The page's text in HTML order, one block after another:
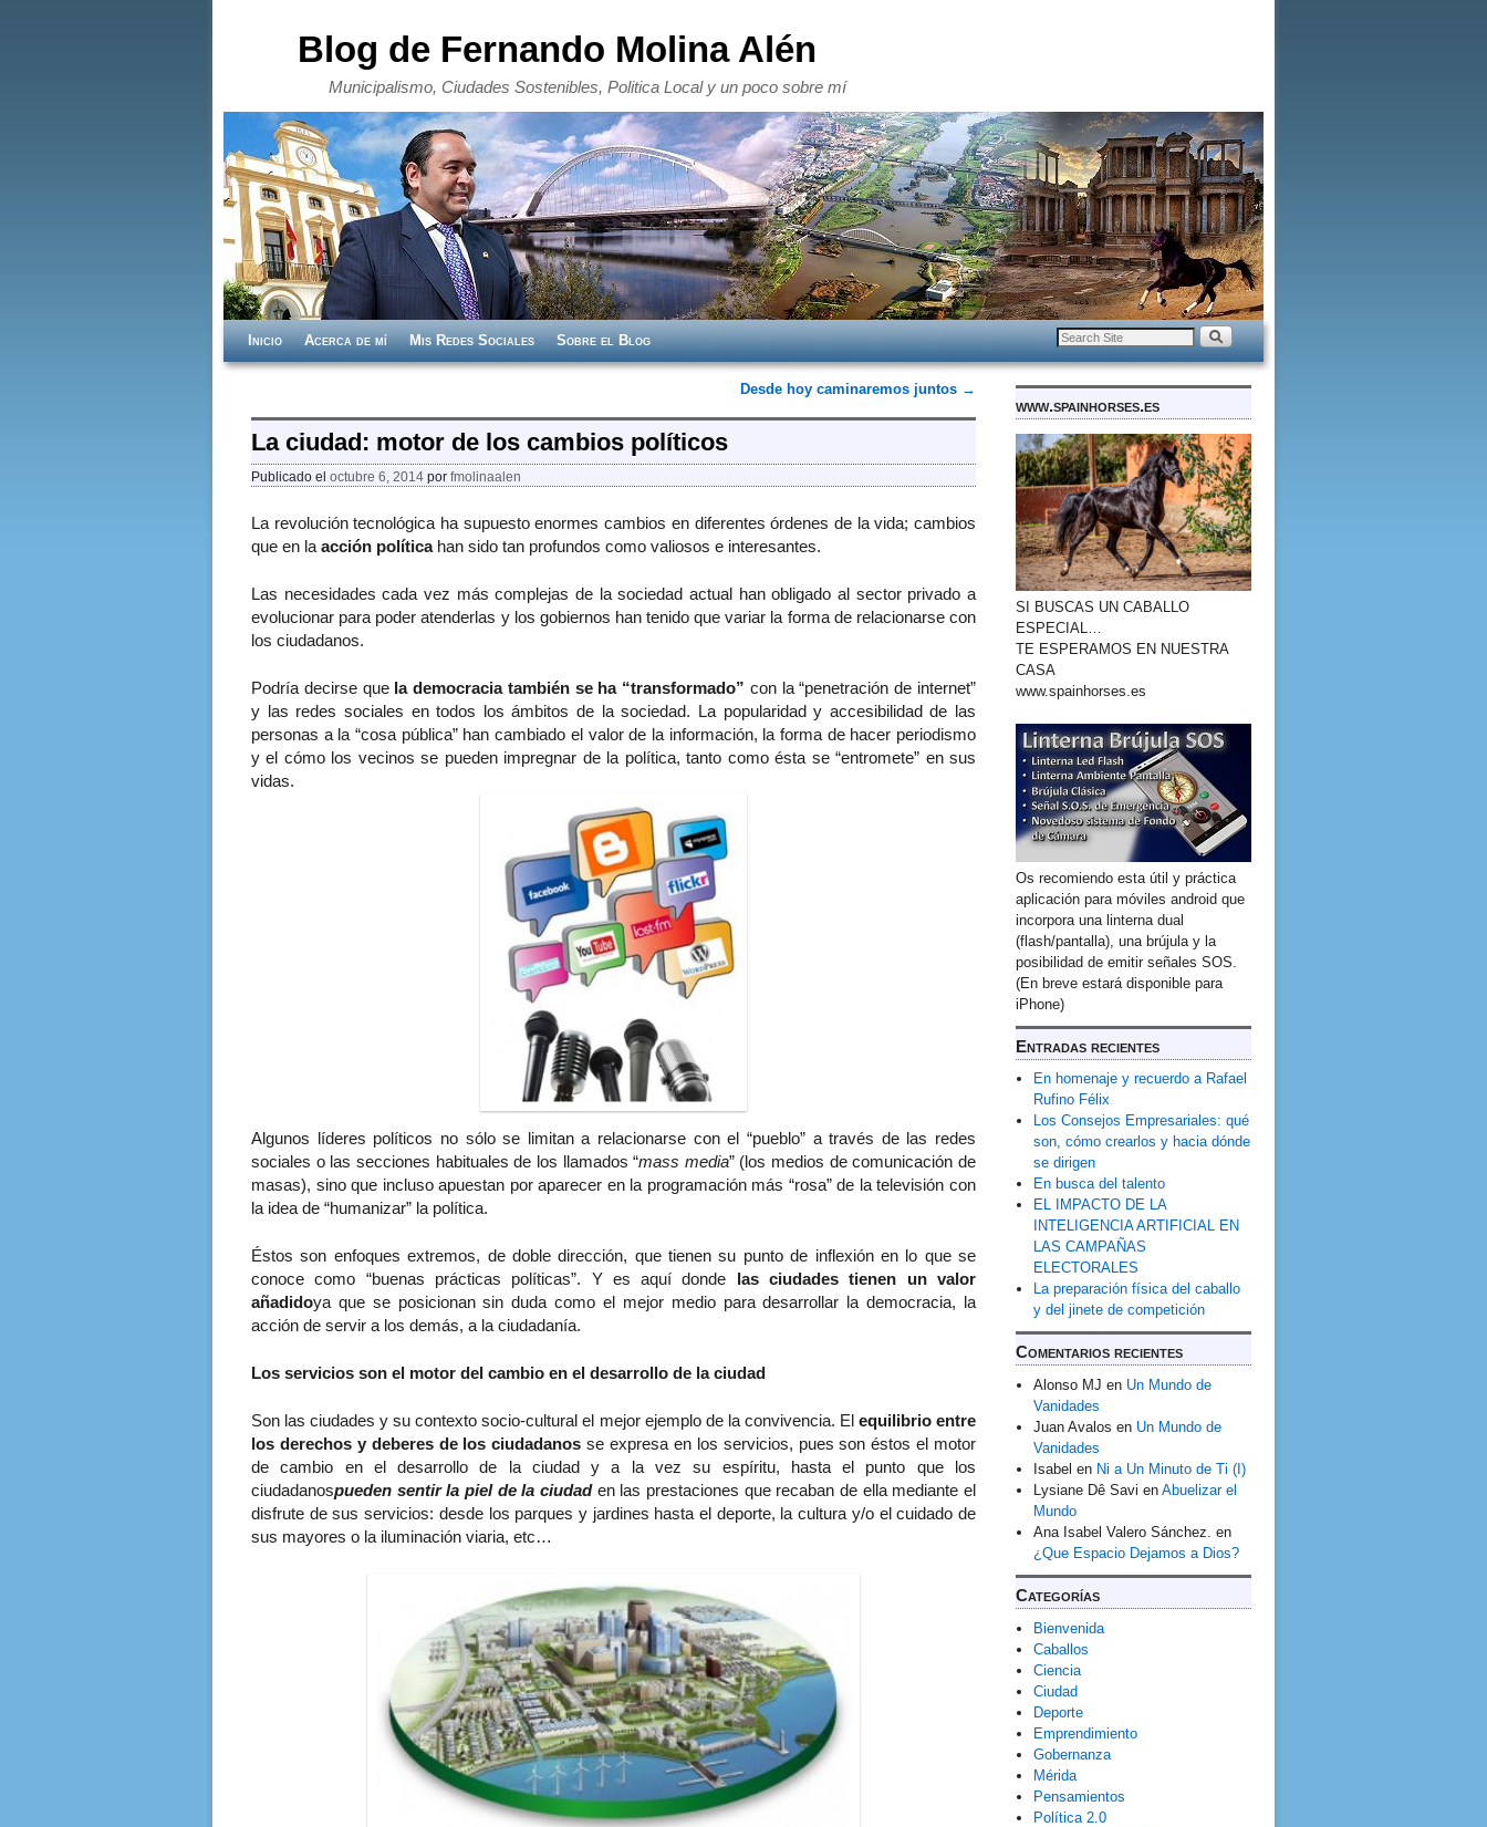
Blog de Fernando Molina Alén
Municipalismo, Ciudades Sostenibles, Politica Local y un poco sobre mí
Inicio Acerca de mí Mis Redes Sociales Sobre el Blog
Desde hoy caminaremos juntos →
La ciudad: motor de los cambios políticos
Publicado el octubre 6, 2014 por fmolinaalen
La revolución tecnológica ha supuesto enormes cambios en diferentes órdenes de la vida; cambios
que en laacción políticahan sido tan profundos como valiosos e interesantes.
Las necesidades cada vez más complejas de la sociedad actual han obligado al sector privado a
evolucionar para poder atenderlas y los gobiernos han tenido que variar la forma de relacionarse con
los ciudadanos.
Podría decirse que la democracia también se ha “transformado” con la “penetración de internet”
y las redes sociales en todos los ámbitos de la sociedad. La popularidad y accesibilidad de las
personas a la “cosa pública” han cambiado el valor de la información, la forma de hacer periodismo
y el cómo los vecinos se pueden impregnar de la política, tanto como ésta se “entromete” en sus
vidas.
Algunos líderes políticos no sólo se limitan a relacionarse con el “pueblo” a través de las redes
sociales o las secciones habituales de los llamados “mass media” (los medios de comunicación de
masas), sino que incluso apuestan por aparecer en la programación más “rosa” de la televisión con
la idea de “humanizar” la política.
Éstos son enfoques extremos, de doble dirección, que tienen su punto de inflexión en lo que se
conoce como “buenas prácticas políticas”. Y es aquí donde
las ciudades tienen un valor
añadidoya que se posicionan sin duda como el mejor medio para desarrollar la democracia, la
acción de servir a los demás, a la ciudadanía.
Los servicios son el motor del cambio en el desarrollo de la ciudad
Son las ciudades y su contexto socio-cultural el mejor ejemplo de la convivencia. El equilibrio entre
los derechos y deberes de los ciudadanosse expresa en los servicios, pues son éstos el motor
de cambio en el desarrollo de la ciudad y a la vez su espíritu, hasta el punto que los
ciudadanospueden sentir la piel de la ciudaden las prestaciones que recaban de ella mediante el
disfrute de sus servicios: desde los parques y jardines hasta el deporte, la cultura y/o el cuidado de
sus mayores o la iluminación viaria, etc…
www.spainhorses.es
SI BUSCAS UN CABALLO
ESPECIAL…
TE ESPERAMOS EN NUESTRA
CASA
www.spainhorses.es
Os recomiendo esta útil y práctica
aplicación para móviles android que
incorpora una linterna dual
(flash/pantalla), una brújula y la
posibilidad de emitir señales SOS.
(En breve estará disponible para
iPhone)
Entradas recientes
En homenaje y recuerdo a Rafael
Rufino Félix
Los Consejos Empresariales: qué
son, cómo crearlos y hacia dónde
se dirigen
En busca del talento
EL IMPACTO DE LA
INTELIGENCIA ARTIFICIAL EN
LAS CAMPAÑAS
ELECTORALES
La preparación física del caballo
y del jinete de competición
Comentarios recientes
Alonso MJ en Un Mundo de
Vanidades
Juan Avalos en Un Mundo de
Vanidades
Isabel en Ni a Un Minuto de Ti (I)
Lysiane Dê Savi en Abuelizar el
Mundo
Ana Isabel Valero Sánchez. en
¿Que Espacio Dejamos a Dios?
Categorías
Bienvenida
Caballos
Ciencia
Ciudad
Deporte
Emprendimiento
Gobernanza
Mérida
Pensamientos
Política 2.0